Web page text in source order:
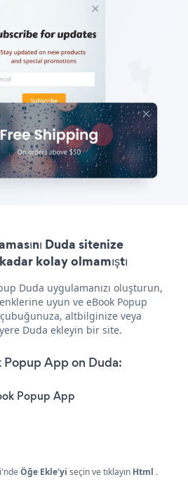
Duda sitenize
kolay olmamıştı
Duda uygulamanızı oluşturun,
uyun ve eBook Popup
çubuğunuza, altbilginize veya
Duda ekleyin bir site.
Popup App on Duda:
Popup App
Öğe Ekle'yi seçin ve tıklayın Html .